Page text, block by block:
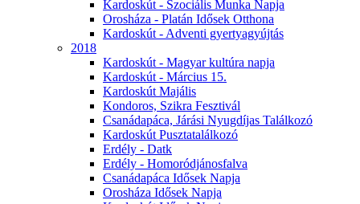
Kardoskút - Szociális Munka Napja
Orosháza - Platán Idősek Otthona
Kardoskút - Adventi gyertyagyújtás
2018
Kardoskút - Magyar kultúra napja
Kardoskút - Március 15.
Kardoskút Majális
Kondoros, Szikra Fesztivál
Csanádapáca, Járási Nyugdíjas Találkozó
Kardoskút Pusztatalálkozó
Erdély - Datk
Erdély - Homoródjánosfalva
Csanádapáca Idősek Napja
Orosháza Idősek Napja